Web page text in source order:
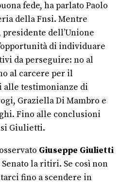
fede, ha parlato Paolo
della Fnsi. Mentre
dell’Unione
di individuare
da perseguire: no al
al carcere per il
alle testimonianze di
Graziella Di Mambro e
Fino alle conclusioni
Giulietti.
Giuseppe Giulietti
la ritiri. Se così non
fino a scendere in